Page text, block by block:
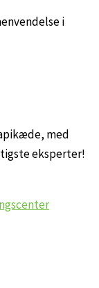
i
med
eksperter!